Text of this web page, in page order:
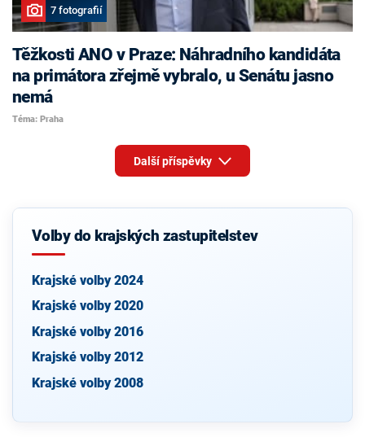
7 fotografií
Těžkosti ANO v Praze: Náhradního kandidáta
na primátora zřejmě vybralo, u Senátu jasno
nemá
Téma: Praha
Další příspěvky
Volby do krajských zastupitelstev
Krajské volby 2024
Krajské volby 2020
Krajské volby 2016
Krajské volby 2012
Krajské volby 2008